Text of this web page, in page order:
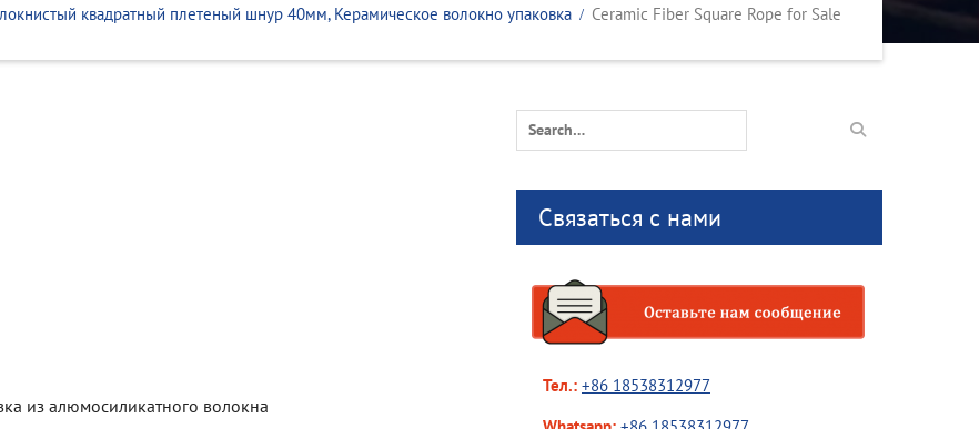
квадратный плетеный шнур 40мм, Керамическое волокно упаковка Ceramic Fiber Square Rope for Sale
из алюмосиликатного волокна
Search
for:
Связаться с нами
Тел.: +86 18538312977